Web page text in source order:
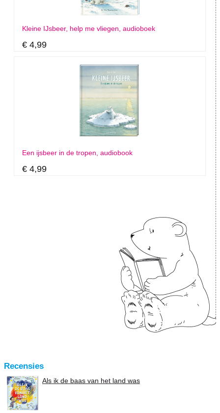
Kleine IJsbeer, help me vliegen, audioboek
€ 4,99
Een ijsbeer in de tropen, audiobook
€ 4,99
Recensies
Als ik de baas van het land was